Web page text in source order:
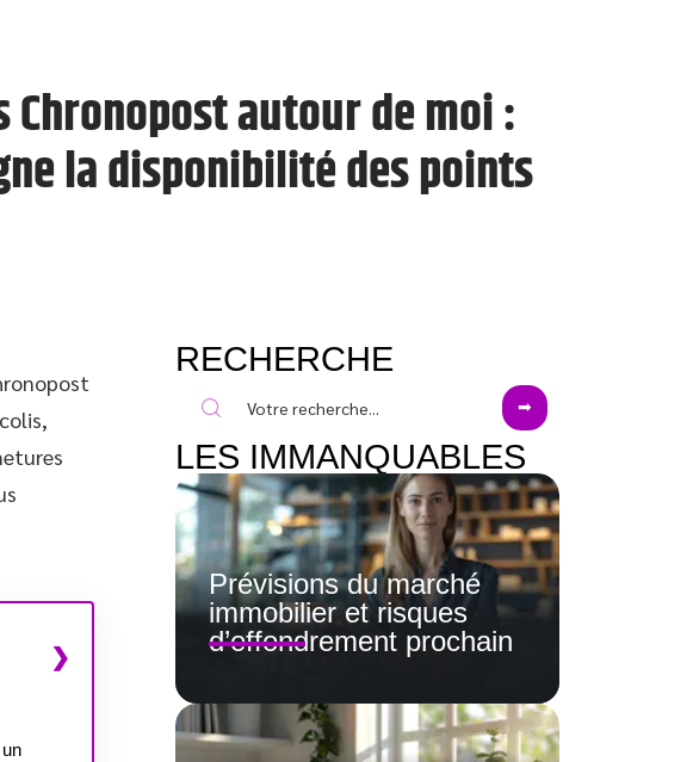
Chronopost autour de moi :
la disponibilité des points
RECHERCHE
LES IMMANQUABLES
Prévisions du marché
immobilier et risques
d’effondrement prochain